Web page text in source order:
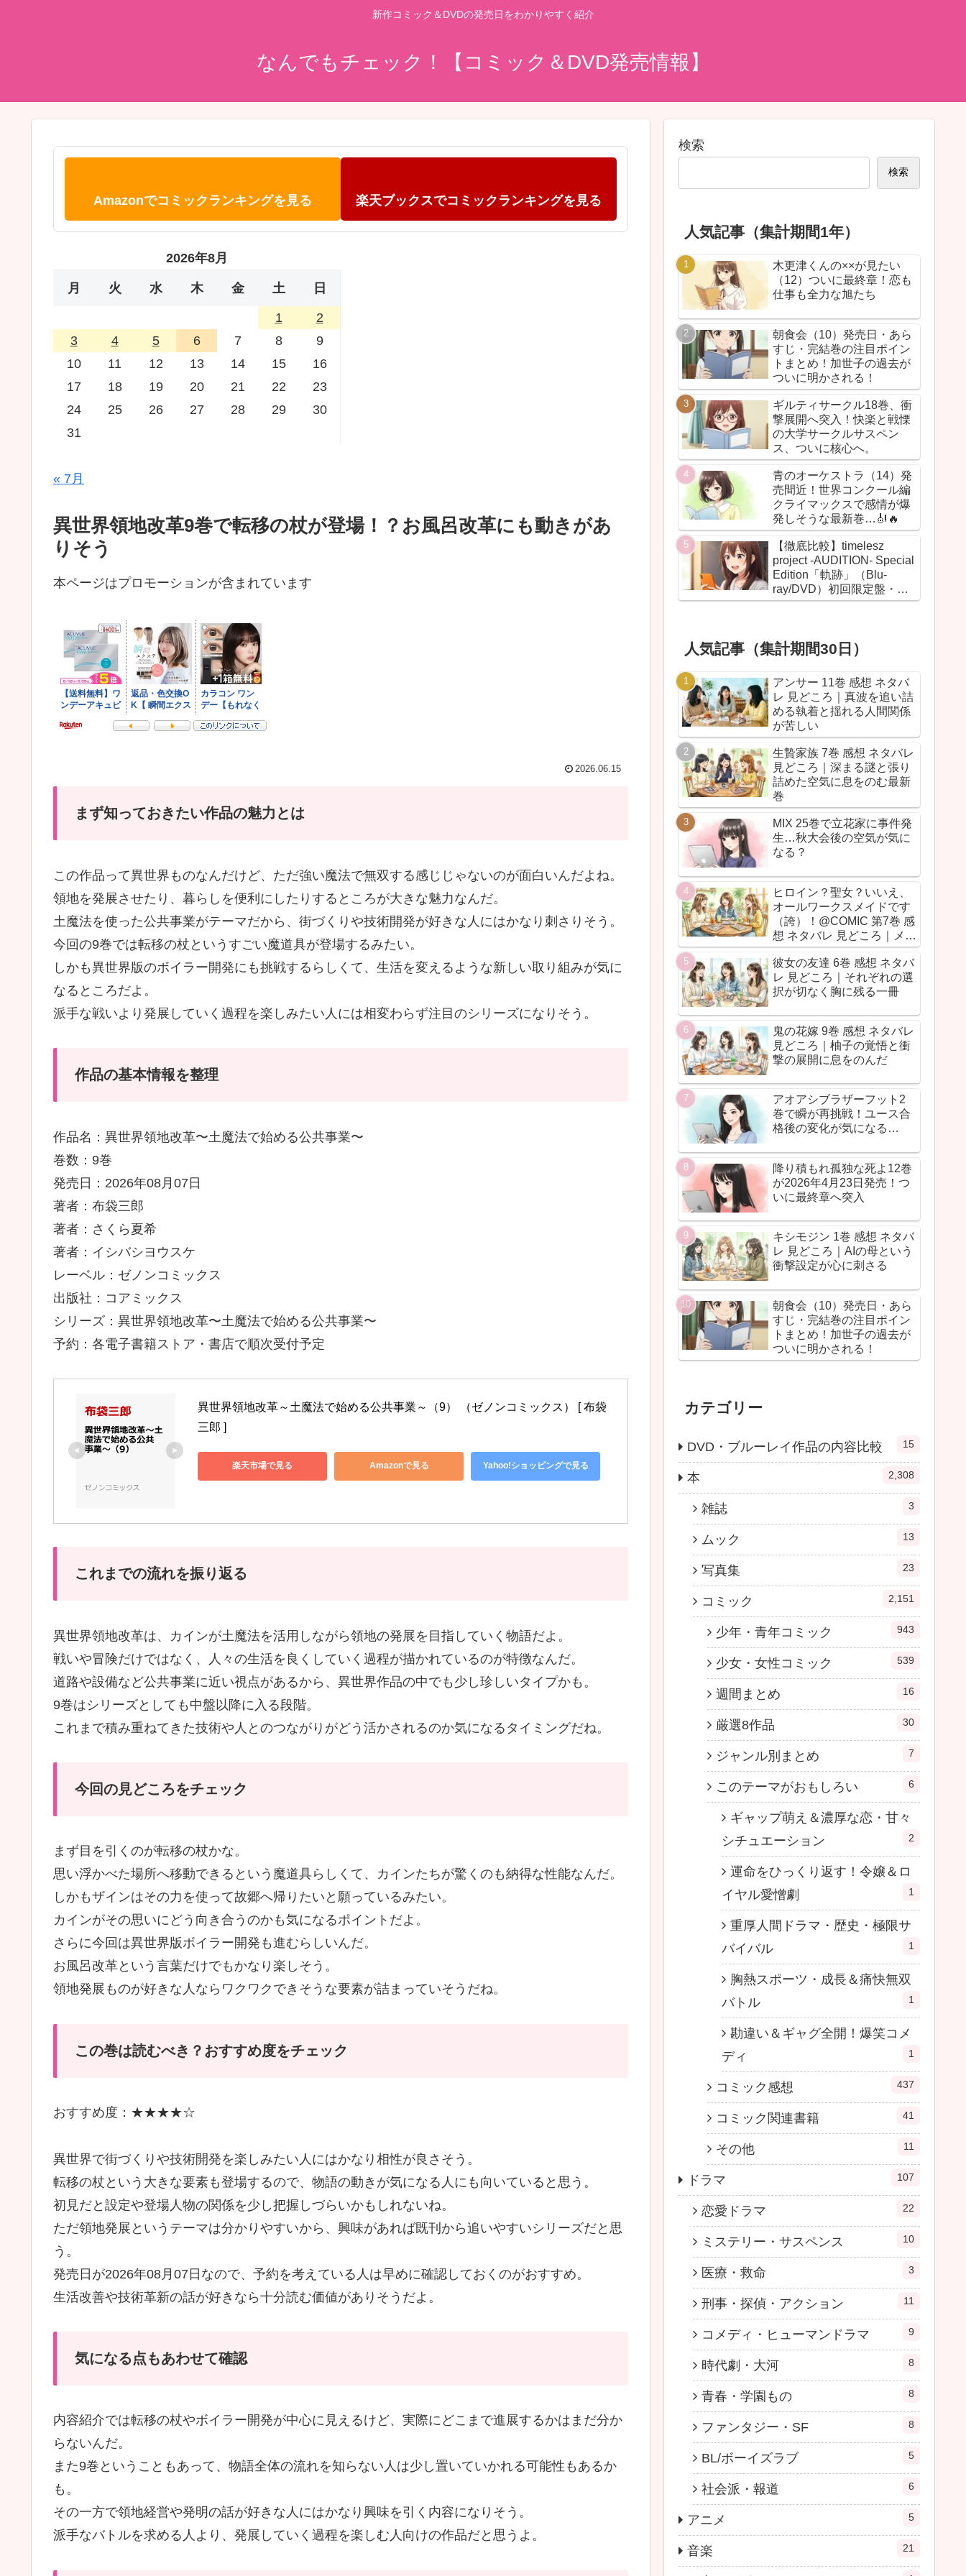
新作コミック＆DVDの発売日をわかりやすく紹介
なんでもチェック！【コミック＆DVD発売情報】
Amazonでコミックランキングを見る 楽天ブックスでコミックランキングを見る
2026年8月
月 火 水 木 金 土 日
1
2
3
4 5 6 7 8
9
10
11 12 13 14 15
16
17
18 19 20 21 22
23
24
25 26 27 28 29
30
31
« 7月
異世界領地改革9巻で転移の杖が登場！？お風呂改革にも動きがあ
りそう
本ページはプロモーションが含まれています
2026.06.15
まず知っておきたい作品の魅力とは
この作品って異世界ものなんだけど、ただ強い魔法で無双する感じじゃないのが面白いんだよね。
領地を発展させたり、暮らしを便利にしたりするところが大きな魅力なんだ。
土魔法を使った公共事業がテーマだから、街づくりや技術開発が好きな人にはかなり刺さりそう。
今回の9巻では転移の杖というすごい魔道具が登場するみたい。
しかも異世界版のボイラー開発にも挑戦するらしくて、生活を変えるような新しい取り組みが気に
なるところだよ。
派手な戦いより発展していく過程を楽しみたい人には相変わらず注目のシリーズになりそう。
作品の基本情報を整理
作品名：異世界領地改革〜土魔法で始める公共事業〜
巻数：9巻
発売日：2026年08月07日
著者：布袋三郎
著者：さくら夏希
著者：イシバシヨウスケ
レーベル：ゼノンコミックス
出版社：コアミックス
シリーズ：異世界領地改革〜土魔法で始める公共事業〜
予約：各電子書籍ストア・書店で順次受付予定
異世界領地改革～土魔法で始める公共事業～（9） （ゼノンコミックス） [ 布袋
三郎 ]
楽天市場で見る Amazonで見る Yahoo!ショッピングで見る
これまでの流れを振り返る
異世界領地改革は、カインが土魔法を活用しながら領地の発展を目指していく物語だよ。
戦いや冒険だけではなく、人々の生活を良くしていく過程が描かれているのが特徴なんだ。
道路や設備など公共事業に近い視点があるから、異世界作品の中でも少し珍しいタイプかも。
9巻はシリーズとしても中盤以降に入る段階。
これまで積み重ねてきた技術や人とのつながりがどう活かされるのか気になるタイミングだね。
今回の見どころをチェック
まず目を引くのが転移の杖かな。
思い浮かべた場所へ移動できるという魔道具らしくて、カインたちが驚くのも納得な性能なんだ。
しかもザインはその力を使って故郷へ帰りたいと願っているみたい。
カインがその思いにどう向き合うのかも気になるポイントだよ。
さらに今回は異世界版ボイラー開発も進むらしいんだ。
お風呂改革という言葉だけでもかなり楽しそう。
領地発展ものが好きな人ならワクワクできそうな要素が詰まっていそうだね。
この巻は読むべき？おすすめ度をチェック
おすすめ度：★★★★☆
異世界で街づくりや技術開発を楽しみたい人にはかなり相性が良さそう。
転移の杖という大きな要素も登場するので、物語の動きが気になる人にも向いていると思う。
初見だと設定や登場人物の関係を少し把握しづらいかもしれないね。
ただ領地発展というテーマは分かりやすいから、興味があれば既刊から追いやすいシリーズだと思
う。
発売日が2026年08月07日なので、予約を考えている人は早めに確認しておくのがおすすめ。
生活改善や技術革新の話が好きなら十分読む価値がありそうだよ。
気になる点もあわせて確認
内容紹介では転移の杖やボイラー開発が中心に見えるけど、実際にどこまで進展するかはまだ分か
らないんだ。
また9巻ということもあって、物語全体の流れを知らない人は少し置いていかれる可能性もあるか
も。
その一方で領地経営や発明の話が好きな人にはかなり興味を引く内容になりそう。
派手なバトルを求める人より、発展していく過程を楽しむ人向けの作品だと思うよ。
検索
検索
人気記事（集計期間1年）
木更津くんの××が見たい
（12）ついに最終章！恋も
仕事も全力な旭たち
朝食会（10）発売日・あら
すじ・完結巻の注目ポイン
トまとめ！加世子の過去が
ついに明かされる！
ギルティサークル18巻、衝
撃展開へ突入！快楽と戦慄
の大学サークルサスペン
ス、ついに核心へ。
青のオーケストラ（14）発
売間近！世界コンクール編
クライマックスで感情が爆
発しそうな最新巻…🎻🔥
【徹底比較】timelesz
project -AUDITION- Special
Edition「軌跡」（Blu-
ray/DVD）初回限定盤・通
常盤の違いまとめ！【グッ
人気記事（集計期間30日）
アンサー 11巻 感想 ネタバ
レ 見どころ｜真波を追い詰
める執着と揺れる人間関係
が苦しい
生贄家族 7巻 感想 ネタバレ
見どころ｜深まる謎と張り
詰めた空気に息をのむ最新
巻
MIX 25巻で立花家に事件発
生…秋大会後の空気が気に
なる？
ヒロイン？聖女？いいえ、
オールワークスメイドです
（誇）！@COMIC 第7巻 感
想 ネタバレ 見どころ｜メイ
ド魂が今回も全力だった
彼女の友達 6巻 感想 ネタバ
レ 見どころ｜それぞれの選
択が切なく胸に残る一冊
鬼の花嫁 9巻 感想 ネタバレ
見どころ｜柚子の覚悟と衝
撃の展開に息をのんだ
アオアシブラザーフット2
巻で瞬が再挑戦！ユース合
格後の変化が気になる…
降り積もれ孤独な死よ12巻
が2026年4月23日発売！つ
いに最終章へ突入
キシモジン 1巻 感想 ネタバ
レ 見どころ｜AIの母という
衝撃設定が心に刺さる
朝食会（10）発売日・あら
すじ・完結巻の注目ポイン
トまとめ！加世子の過去が
ついに明かされる！
カテゴリー
DVD・ブルーレイ作品の内容比較 15
本 2,308
雑誌 3
ムック 13
写真集 23
コミック 2,151
少年・青年コミック 943
少女・女性コミック 539
週間まとめ 16
厳選8作品 30
ジャンル別まとめ 7
このテーマがおもしろい 6
ギャップ萌え＆濃厚な恋・甘々
シチュエーション
2
運命をひっくり返す！令嬢＆ロ
イヤル愛憎劇
1
重厚人間ドラマ・歴史・極限サ
バイバル
1
胸熱スポーツ・成長＆痛快無双
バトル
1
勘違い＆ギャグ全開！爆笑コメ
ディ
1
コミック感想 437
コミック関連書籍 41
その他 11
ドラマ 107
恋愛ドラマ 22
ミステリー・サスペンス 10
医療・救命 3
刑事・探偵・アクション 11
コメディ・ヒューマンドラマ 9
時代劇・大河 8
青春・学園もの 8
ファンタジー・SF 8
BL/ボーイズラブ 5
社会派・報道 6
アニメ 5
音楽 21